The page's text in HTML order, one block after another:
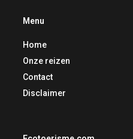
Menu
Home
Onze reizen
Contact
Disclaimer